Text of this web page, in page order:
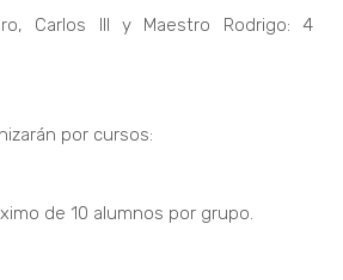
Carlos III y Maestro Rodrigo: 4
por cursos:
de 10 alumnos por grupo.